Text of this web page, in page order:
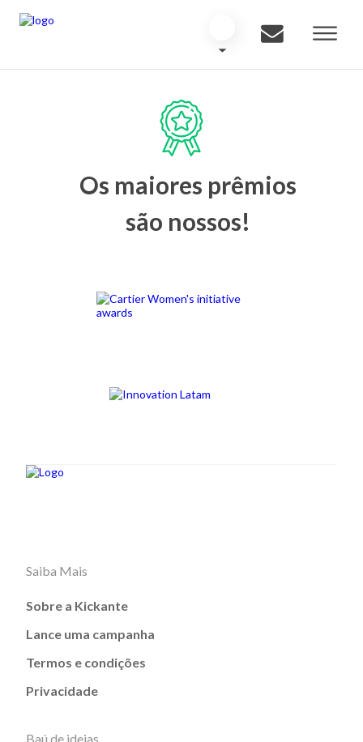
Os maiores prêmios
são nossos!
Saiba Mais
Sobre a Kickante
Lance uma campanha
Termos e condições
Privacidade
Baú de ideias